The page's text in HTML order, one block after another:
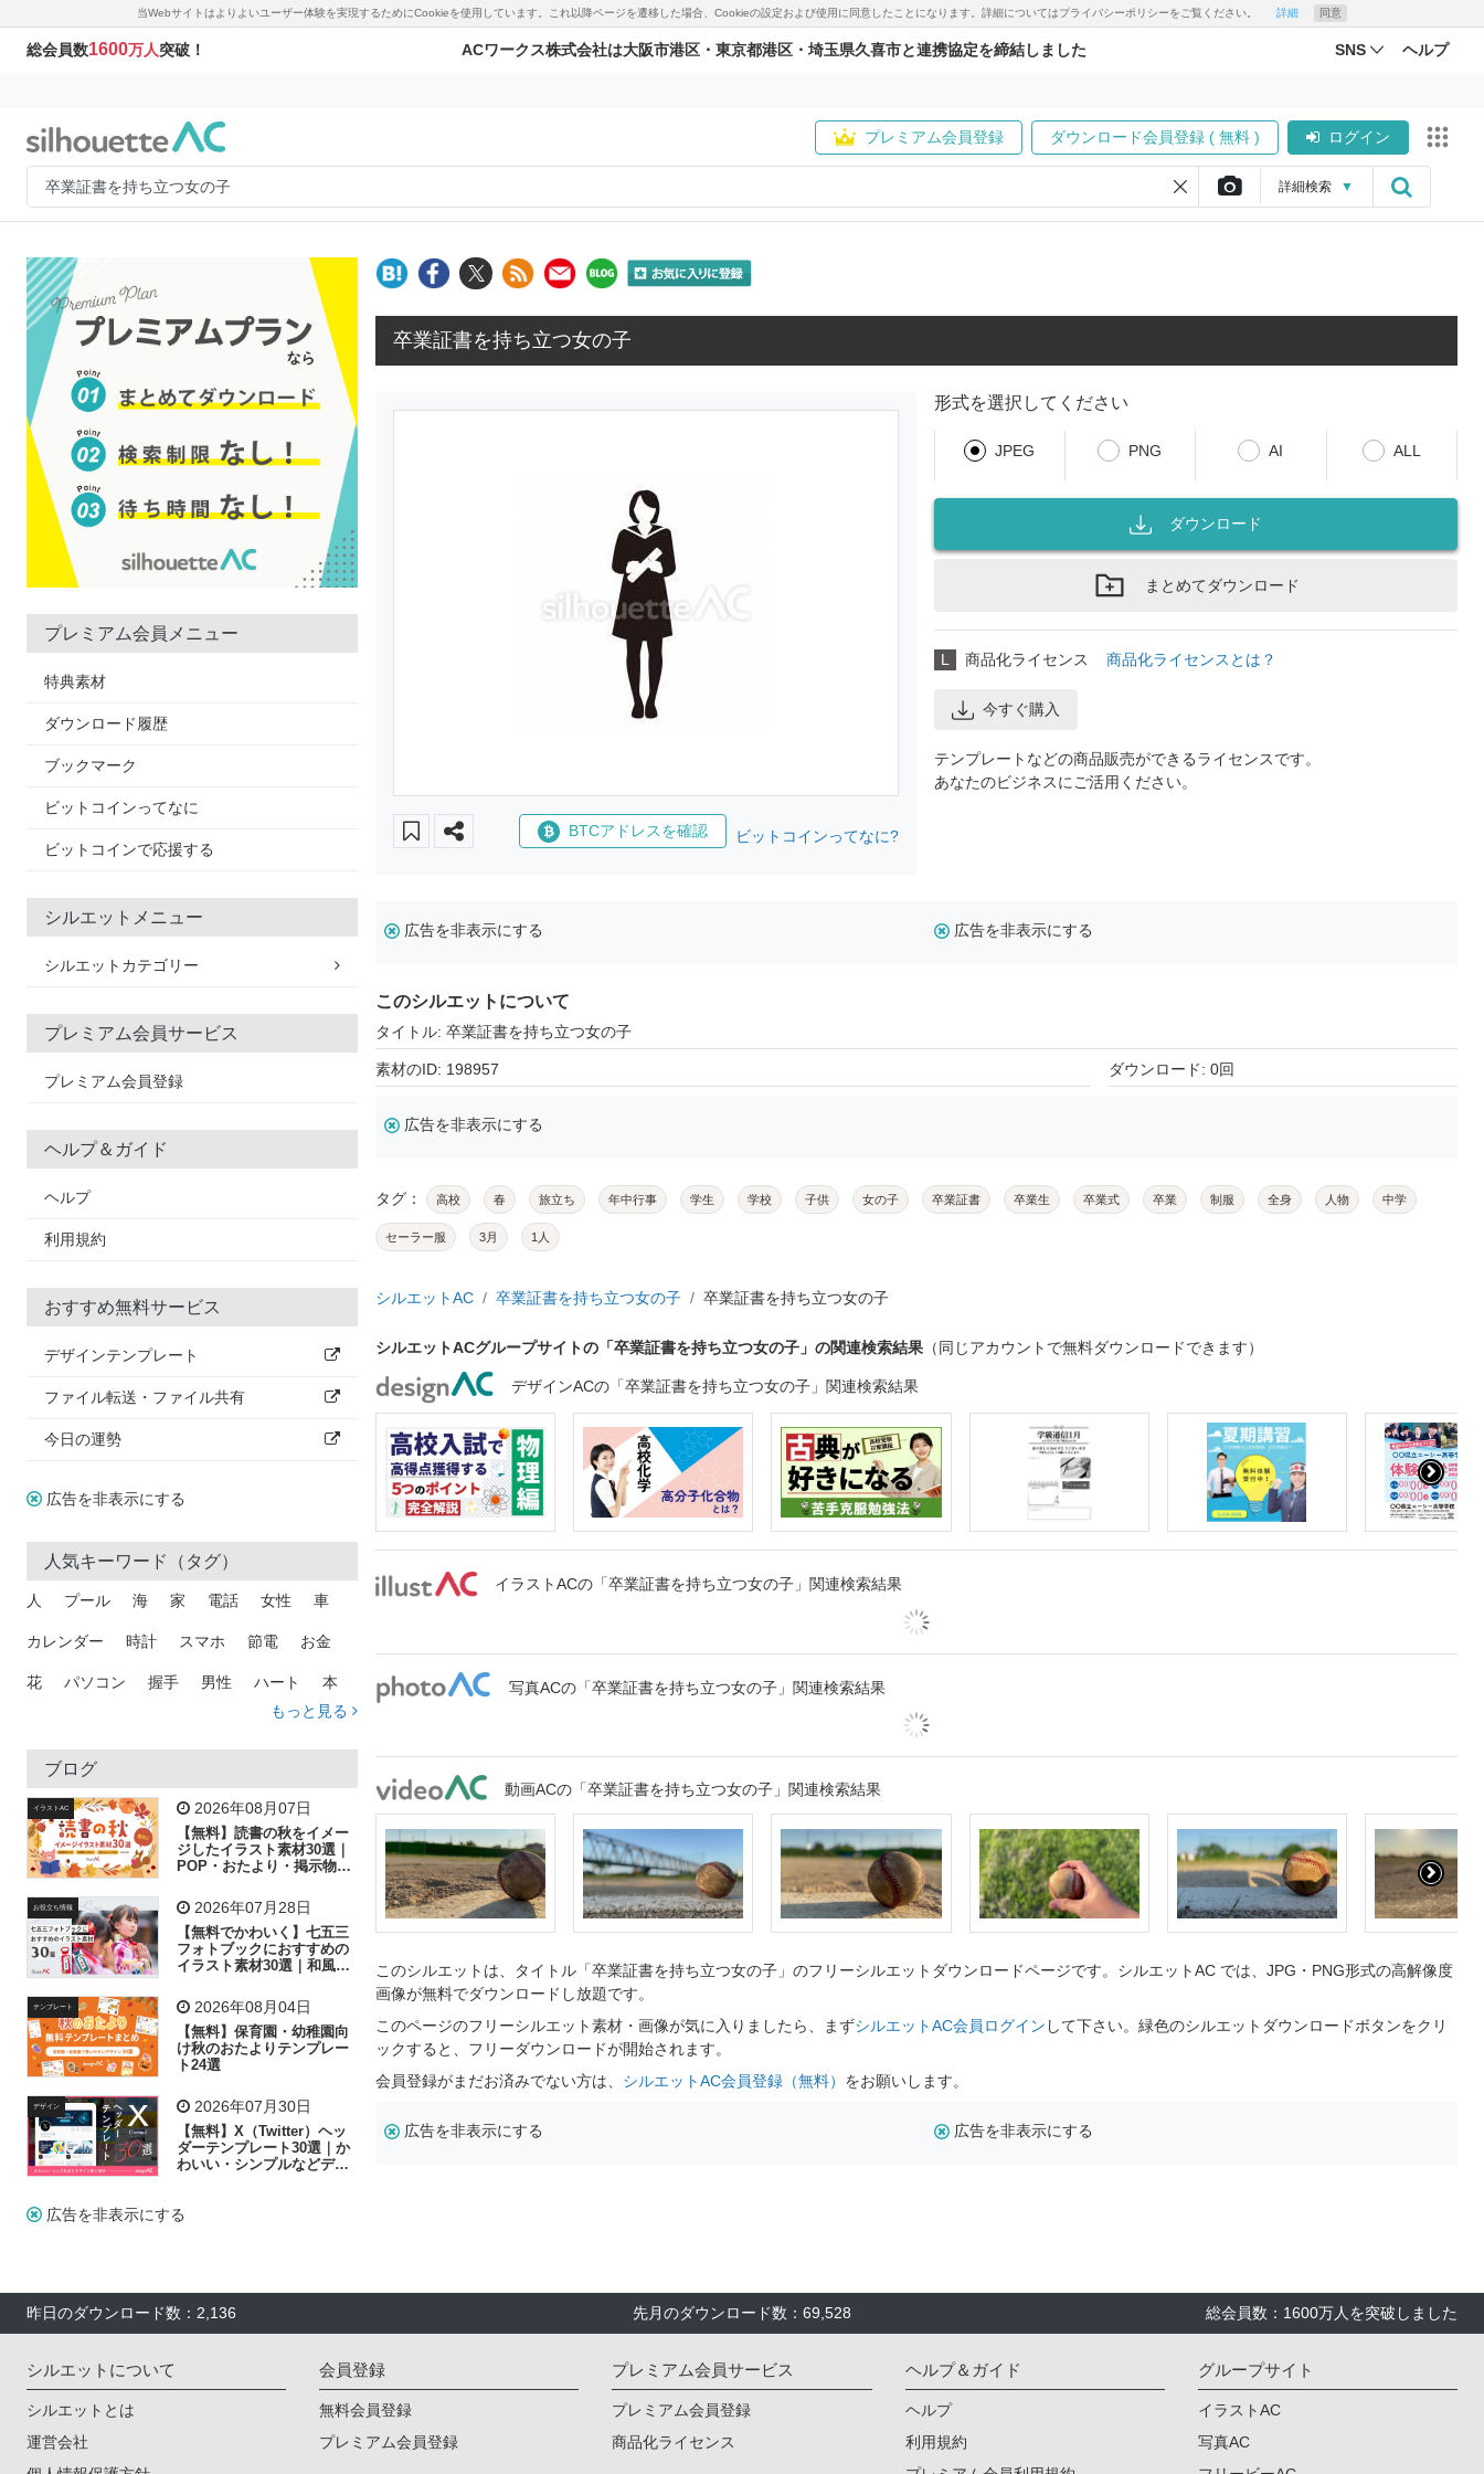
当Webサイトはよりよいユーザー体験を実現するためにCookieを使用しています。これ以降ページを遷移した場合、Cookieの設定および使用に同意したことになります。詳細についてはプライバシーポリシーをご覧ください。 詳細 同意
総会員数1600万人突破！ ACワークス株式会社は大阪市港区・東京都港区・埼玉県久喜市と連携協定を締結しました SNS ヘルプ
プレミアム会員登録 ダウンロード会員登録 ( 無料 ) ログイン
詳細検索 ▼
プレミアム会員メニュー
特典素材
ダウンロード履歴
ブックマーク
ビットコインってなに
ビットコインで応援する
シルエットメニュー
シルエットカテゴリー
プレミアム会員サービス
プレミアム会員登録
ヘルプ＆ガイド
ヘルプ
利用規約
おすすめ無料サービス
デザインテンプレート
ファイル転送・ファイル共有
今日の運勢
広告を非表示にする
人気キーワード（タグ）
人 プール 海 家 電話 女性 車
カレンダー 時計 スマホ 節電 お金
花 パソコン 握手 男性 ハート 本
トラック 木
吹き出し
飛行機 グラフ ビル 魚 家族 書類
歩く 工場 会社 太陽 キラキラ
子供 作業員 葉 相談 ピクトグラム
もっと見る
ブログ
イラストAC 2026年08月07日
【無料】読書の秋をイメー
ジしたイラスト素材30選｜
POP・おたより・掲示物に
お役立ち情報 2026年07月28日
【無料でかわいく】七五三
フォトブックにおすすめの
イラスト素材30選｜和風の
テンプレート 2026年08月04日
【無料】保育園・幼稚園向
け秋のおたよりテンプレー
ト24選
デザイン 2026年07月30日
【無料】X（Twitter）ヘッ
ダーテンプレート30選｜か
わいい・シンプルなどデザ
広告を非表示にする
卒業証書を持ち立つ女の子
BTCアドレスを確認 ビットコインってなに?
形式を選択してください
JPEG PNG AI ALL
ダウンロード
まとめてダウンロード
L 商品化ライセンス 商品化ライセンスとは？
今すぐ購入
テンプレートなどの商品販売ができるライセンスです。
あなたのビジネスにご活用ください。
広告を非表示にする 広告を非表示にする
このシルエットについて
タイトル: 卒業証書を持ち立つ女の子
素材のID: 198957 ダウンロード: 0回
広告を非表示にする
タグ： 高校 春 旅立ち 年中行事 学生 学校 子供 女の子 卒業証書 卒業生 卒業式 卒業 制服 全身 人物 中学
セーラー服 3月 1人
シルエットAC 卒業証書を持ち立つ女の子 卒業証書を持ち立つ女の子
シルエットACグループサイトの「卒業証書を持ち立つ女の子」の関連検索結果 （同じアカウントで無料ダウンロードできます）
デザインACの「卒業証書を持ち立つ女の子」関連検索結果
イラストACの「卒業証書を持ち立つ女の子」関連検索結果
写真ACの「卒業証書を持ち立つ女の子」関連検索結果
動画ACの「卒業証書を持ち立つ女の子」関連検索結果
このシルエットは、タイトル「卒業証書を持ち立つ女の子」のフリーシルエットダウンロードページです。シルエットAC では、JPG・PNG形式の高解像度
画像が無料でダウンロードし放題です。
このページのフリーシルエット素材・画像が気に入りましたら、まずシルエットAC会員ログイン して下さい。緑色のシルエットダウンロードボタンをクリ
ックすると、フリーダウンロードが開始されます。
会員登録がまだお済みでない方は、 シルエットAC会員登録（無料） をお願いします。
広告を非表示にする 広告を非表示にする
昨日のダウンロード数：2,136 先月のダウンロード数：69,528 総会員数：1600万人を突破しました
シルエットについて
シルエットとは
運営会社
会員登録
無料会員登録
プレミアム会員登録
プレミアム会員サービス
プレミアム会員登録
商品化ライセンス
ヘルプ＆ガイド
ヘルプ
利用規約
グループサイト
イラストAC
写真AC